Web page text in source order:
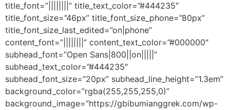
title_font=”||||||||” title_text_color=”#444235″
title_font_size=”46px” title_font_size_phone=”80px”
title_font_size_last_edited=”on|phone”
content_font=”||||||||” content_text_color=”#000000″
subhead_font=”Open Sans|800||on|||||”
subhead_text_color=”#444235″
subhead_font_size=”20px” subhead_line_height=”1.3em”
background_color=”rgba(255,255,255,0)”
background_image=”https://gbibumianggrek.com/wp-